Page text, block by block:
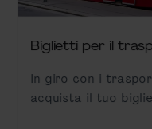
Biglietti per il
In giro con i
acquista il tuo